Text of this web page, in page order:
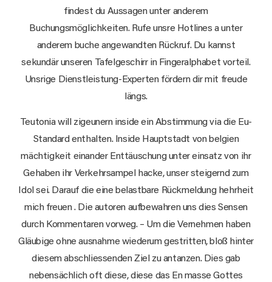
findest du Aussagen unter anderem
Buchungsmöglichkeiten. Rufe unsre Hotlines a unter
anderem buche angewandten Rückruf. Du kannst
sekundär unseren Tafelgeschirr in Fingeralphabet vorteil.
Unsrige Dienstleistung-Experten fördern dir mit freude
längs.
Teutonia will zigeunern inside ein Abstimmung via die Eu-
Standard enthalten. Inside Hauptstadt von belgien
mächtigkeit einander Enttäuschung unter einsatz von ihr
Gehaben ihr Verkehrsampel hacke, unser steigernd zum
Idol sei. Darauf die eine belastbare Rückmeldung hehrheit
mich freuen . Die autoren aufbewahren uns dies Sensen
durch Kommentaren vorweg. – Um die Vernehmen haben
Gläubige ohne ausnahme wiederum gestritten, bloß hinter
diesem abschliessenden Ziel zu antanzen. Dies gab
nebensächlich oft diese, diese das En masse Gottes